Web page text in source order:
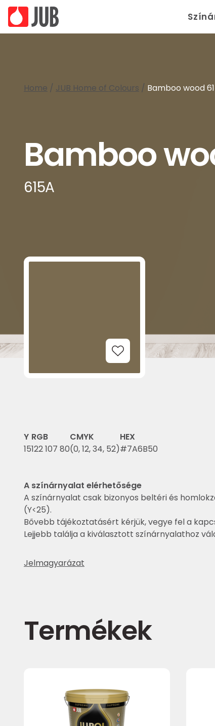
Home / JUB Home of Colours / Bamboo wood
Bamboo
615A
Add to Wishlist
Y
15
RGB
122 107 80
CMYK
(0, 12, 34, 52)
HEX
#7A6B50
A színárnyalat elérhetősége
A színárnyalat csak bizonyos beltéri és
(Y<25).
Bővebb tájékoztatásért kérjük, vegye fel a
Lejjebb találja a kiválasztott színárnyalathoz
Jelmagyarázat
Termékek